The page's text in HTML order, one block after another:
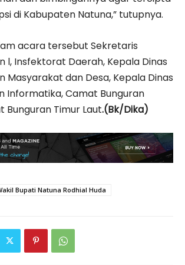
di Kabupaten Natuna,” tutupnya.
acara tersebut Sekretaris
l, Insfektorat Daerah, Kepala Dinas
Masyarakat dan Desa, Kepala Dinas
Informatika, Camat Bunguran
Bunguran Timur Laut.(Bk/Dika)
Bupati Natuna Rodhial Huda